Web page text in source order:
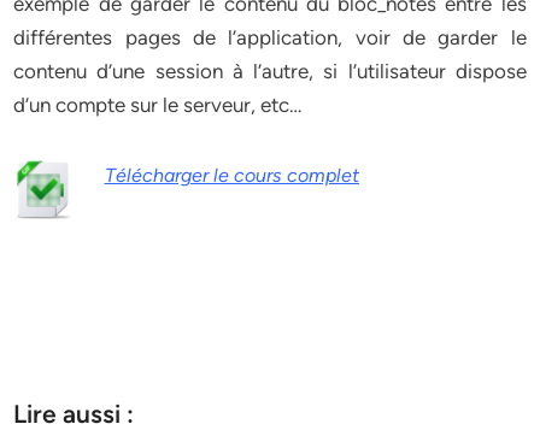
différentes pages de l’application, voir de garder le
contenu d’une session à l’autre, si l’utilisateur dispose
d’un compte sur le serveur, etc…
Télécharger le cours complet
Lire aussi :